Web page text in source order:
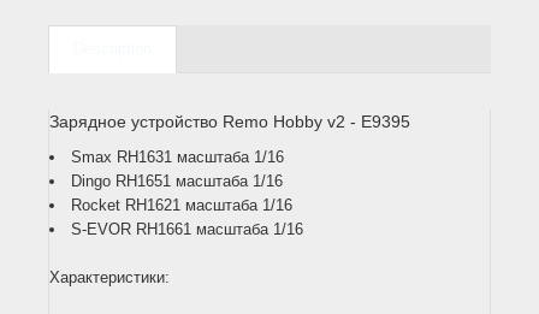
Зарядное устройство Remo Hobby v2 - E9395
Smax RH1631 масштаба 1/16
Dingo RH1651 масштаба 1/16
Rocket RH1621 масштаба 1/16
S-EVOR RH1661 масштаба 1/16
Характеристики: